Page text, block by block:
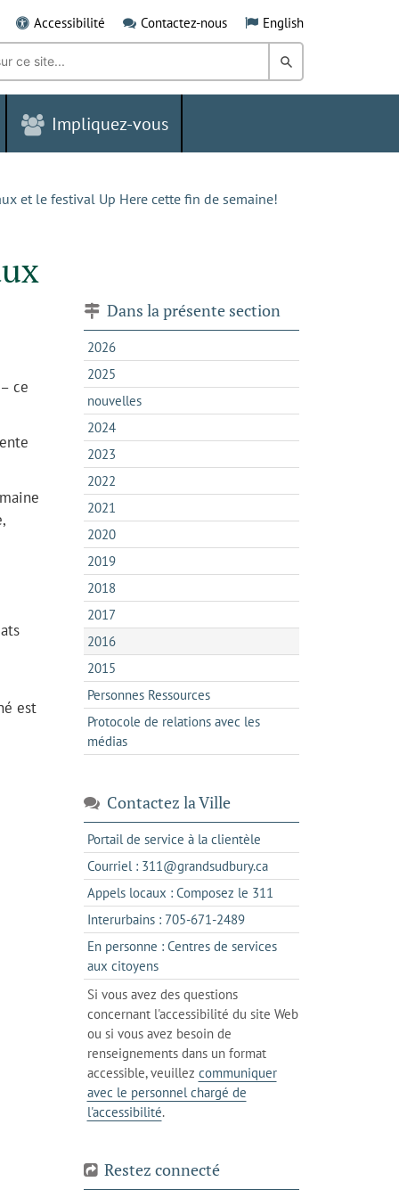
Accessibilité Contactez-nous English
Rechercher
dans
Grand
Impliquez-vous
et le festival Up Here cette fin de semaine!
ce
est
Dans la présente section
2026
2025
nouvelles
2024
2023
2022
2021
2020
2019
2018
2017
2016
2015
Personnes Ressources
Protocole de relations avec les
médias
Contactez la Ville
Portail de service à la clientèles'ouvre
dans
un
nouvel
Courriel : 311@grandsudbury.cas'ouvre
dans
votre
de
Appels locaux : Composez le 311
dans
un
client
téléphone
Interurbains : 705-671-2489s'ouvre
dans
client
votre
En personne : Centres de services
aux citoyenss'ouvre
dans
l'onglet
actuel
Si vous avez des questions
concernant l'accessibilité du site Web
ou si vous avez besoin de
renseignements dans un format
accessible, veuillez communiquer
avec le personnel chargé de
l'accessibilité.
Restez connecté